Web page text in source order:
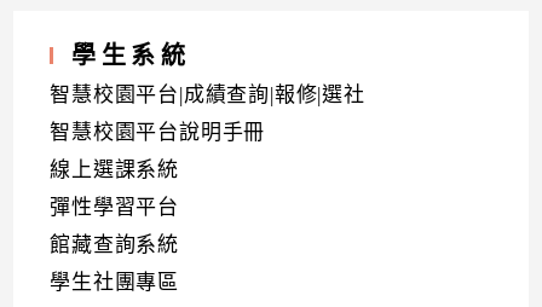
學生系統
智慧校園平台|成績查詢|報修|選社
智慧校園平台說明手冊
線上選課系統
彈性學習平台
館藏查詢系統
學生社團專區